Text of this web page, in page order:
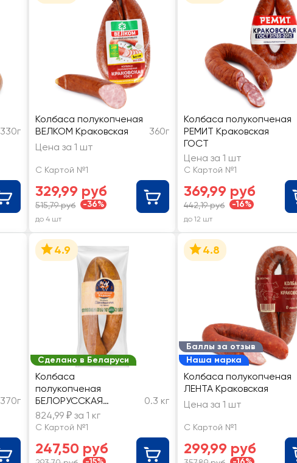
330г
Колбаса полукопченая
ВЕЛКОМ Краковская
360г
Цена за 1 шт
С Картой №1
329,99 руб
515,79 руб -36%
до 4 шт
Колбаса полукопченая
РЕМИТ Краковская
ГОСТ
Цена за 1 шт
С Картой №1
369,99 руб
442,19 руб -16%
до 12 шт
370г
Сделано в Беларуси
4.9
Колбаса
полукопченая
БЕЛОРУССКАЯ
ТРАДИЦИЯ Домашняя
из печи, высший сорт,
0.3 кг
824,99 ₽ за 1 кг
С Картой №1
247,50 руб
Баллы за отзыв
Наша марка
4.8
Колбаса полукопченая
ЛЕНТА Краковская
Цена за 1 шт
С Картой №1
299,99 руб